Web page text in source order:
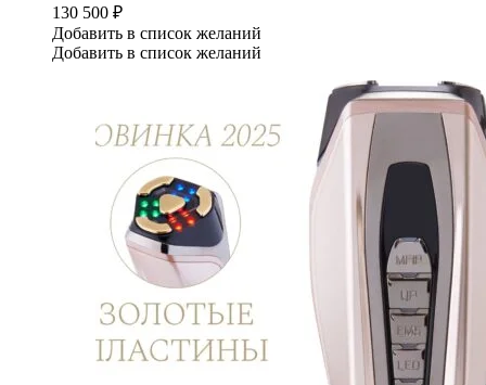
130 500 ₽
Добавить в список желаний
Добавить в список желаний